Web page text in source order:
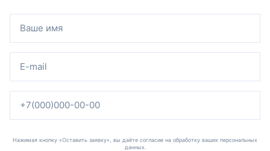
Нажимая кнопку «Оставить заявку», вы даёте согласие на обработку ваших персональных
данных.